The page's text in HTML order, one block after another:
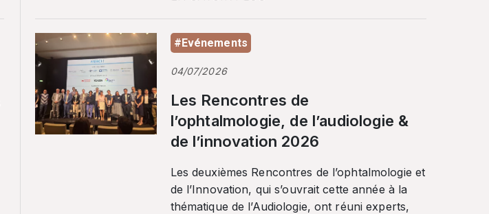
#Evénements
04/07/2026
Les Rencontres de
l’ophtalmologie, de l’audiologie &
de l’innovation 2026
Les deuxièmes Rencontres de l’ophtalmologie et
de l’Innovation, qui s’ouvrait cette année à la
thématique de l’Audiologie, ont réuni experts,